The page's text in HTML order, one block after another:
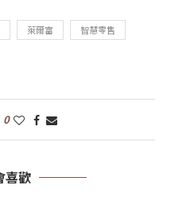
萊爾富 智慧零售
0
喜歡